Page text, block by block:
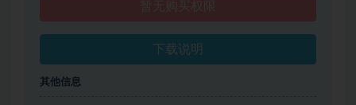
下载说明
其他信息